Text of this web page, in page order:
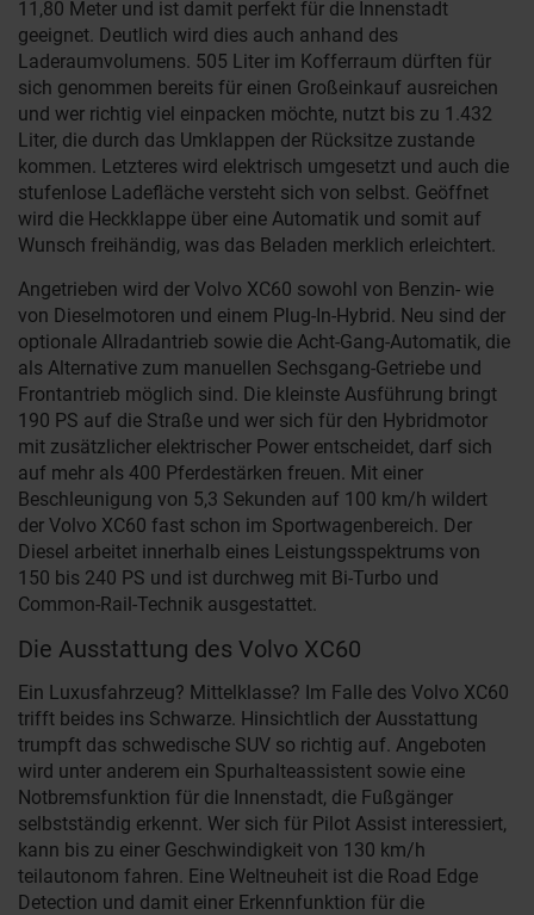
11,80 Meter und ist damit perfekt für die Innenstadt
geeignet. Deutlich wird dies auch anhand des
Laderaumvolumens. 505 Liter im Kofferraum dürften für
sich genommen bereits für einen Großeinkauf ausreichen
und wer richtig viel einpacken möchte, nutzt bis zu 1.432
Liter, die durch das Umklappen der Rücksitze zustande
kommen. Letzteres wird elektrisch umgesetzt und auch die
stufenlose Ladefläche versteht sich von selbst. Geöffnet
wird die Heckklappe über eine Automatik und somit auf
Wunsch freihändig, was das Beladen merklich erleichtert.
Angetrieben wird der Volvo XC60 sowohl von Benzin- wie
von Dieselmotoren und einem Plug-In-Hybrid. Neu sind der
optionale Allradantrieb sowie die Acht-Gang-Automatik, die
als Alternative zum manuellen Sechsgang-Getriebe und
Frontantrieb möglich sind. Die kleinste Ausführung bringt
190 PS auf die Straße und wer sich für den Hybridmotor
mit zusätzlicher elektrischer Power entscheidet, darf sich
auf mehr als 400 Pferdestärken freuen. Mit einer
Beschleunigung von 5,3 Sekunden auf 100 km/h wildert
der Volvo XC60 fast schon im Sportwagenbereich. Der
Diesel arbeitet innerhalb eines Leistungsspektrums von
150 bis 240 PS und ist durchweg mit Bi-Turbo und
Common-Rail-Technik ausgestattet.
Die Ausstattung des Volvo XC60
Ein Luxusfahrzeug? Mittelklasse? Im Falle des Volvo XC60
trifft beides ins Schwarze. Hinsichtlich der Ausstattung
trumpft das schwedische SUV so richtig auf. Angeboten
wird unter anderem ein Spurhalteassistent sowie eine
Notbremsfunktion für die Innenstadt, die Fußgänger
selbstständig erkennt. Wer sich für Pilot Assist interessiert,
kann bis zu einer Geschwindigkeit von 130 km/h
teilautonom fahren. Eine Weltneuheit ist die Road Edge
Detection und damit einer Erkennfunktion für die